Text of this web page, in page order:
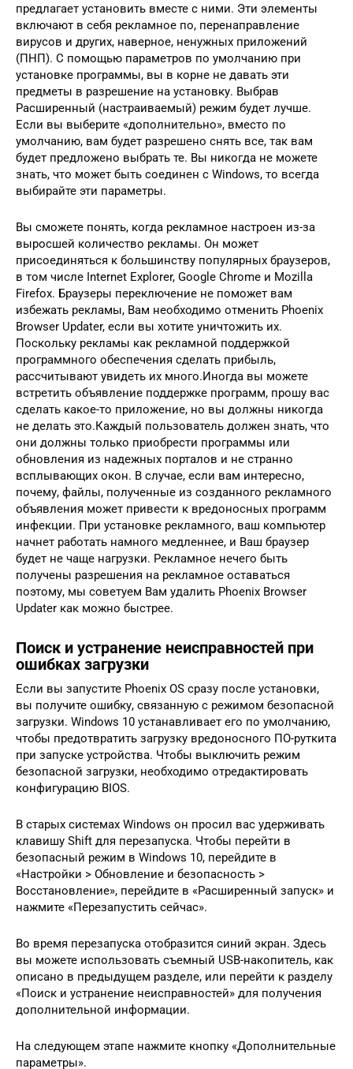
предлагает установить вместе с ними. Эти элементы
включают в себя рекламное по, перенаправление
вирусов и других, наверное, ненужных приложений
(ПНП). С помощью параметров по умолчанию при
установке программы, вы в корне не давать эти
предметы в разрешение на установку. Выбрав
Расширенный (настраиваемый) режим будет лучше.
Если вы выберите «дополнительно», вместо по
умолчанию, вам будет разрешено снять все, так вам
будет предложено выбрать те. Вы никогда не можете
знать, что может быть соединен с Windows, то всегда
выбирайте эти параметры.
Вы сможете понять, когда рекламное настроен из-за
выросшей количество рекламы. Он может
присоединяться к большинству популярных браузеров,
в том числе Internet Explorer, Google Chrome и Mozilla
Firefox. Браузеры переключение не поможет вам
избежать рекламы, Вам необходимо отменить Phoenix
Browser Updater, если вы хотите уничтожить их.
Поскольку рекламы как рекламной поддержкой
программного обеспечения сделать прибыль,
рассчитывают увидеть их много.Иногда вы можете
встретить объявление поддержке программ, прошу вас
сделать какое-то приложение, но вы должны никогда
не делать это.Каждый пользователь должен знать, что
они должны только приобрести программы или
обновления из надежных порталов и не странно
всплывающих окон. В случае, если вам интересно,
почему, файлы, полученные из созданного рекламного
объявления может привести к вредоносных программ
инфекции. При установке рекламного, ваш компьютер
начнет работать намного медленнее, и Ваш браузер
будет не чаще нагрузки. Рекламное нечего быть
получены разрешения на рекламное оставаться
поэтому, мы советуем Вам удалить Phoenix Browser
Updater как можно быстрее.
Поиск и устранение неисправностей при
ошибках загрузки
Если вы запустите Phoenix OS сразу после установки,
вы получите ошибку, связанную с режимом безопасной
загрузки. Windows 10 устанавливает его по умолчанию,
чтобы предотвратить загрузку вредоносного ПО-руткита
при запуске устройства. Чтобы выключить режим
безопасной загрузки, необходимо отредактировать
конфигурацию BIOS.
В старых системах Windows он просил вас удерживать
клавишу Shift для перезапуска. Чтобы перейти в
безопасный режим в Windows 10, перейдите в
«Настройки > Обновление и безопасность >
Восстановление», перейдите в «Расширенный запуск» и
нажмите «Перезапустить сейчас».
Во время перезапуска отобразится синий экран. Здесь
вы можете использовать съемный USB-накопитель, как
описано в предыдущем разделе, или перейти к разделу
«Поиск и устранение неисправностей» для получения
дополнительной информации.
На следующем этапе нажмите кнопку «Дополнительные
параметры».